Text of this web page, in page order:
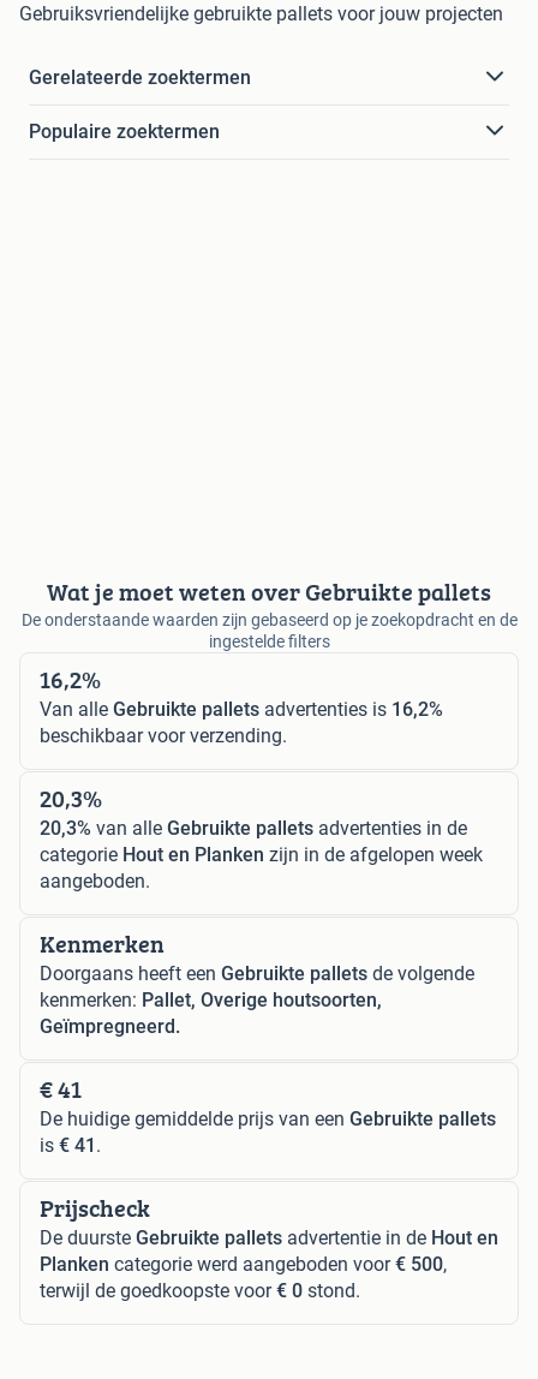
Gebruiksvriendelijke gebruikte pallets voor jouw projecten
Gerelateerde zoektermen
Populaire zoektermen
Wat je moet weten over Gebruikte pallets
De onderstaande waarden zijn gebaseerd op je zoekopdracht en de
ingestelde filters
16,2%
Van alle Gebruikte pallets advertenties is 16,2%
beschikbaar voor verzending.
20,3%
20,3% van alle Gebruikte pallets advertenties in de
categorie Hout en Planken zijn in de afgelopen week
aangeboden.
Kenmerken
Doorgaans heeft een Gebruikte pallets de volgende
kenmerken: Pallet, Overige houtsoorten,
Geïmpregneerd.
€ 41
De huidige gemiddelde prijs van een Gebruikte pallets
is € 41 .
Prijscheck
De duurste Gebruikte pallets advertentie in de Hout en
Planken categorie werd aangeboden voor€ 500,
terwijl de goedkoopste voor€ 0 stond.